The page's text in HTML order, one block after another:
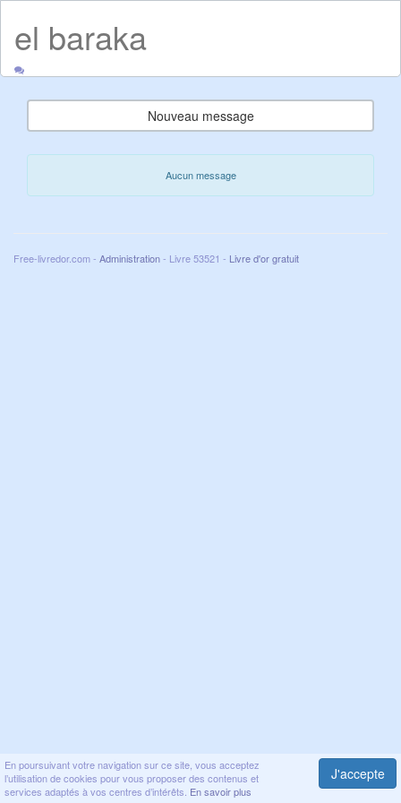
En poursuivant votre navigation sur ce site, vous acceptez
l’utilisation de cookies pour vous proposer des contenus et
services adaptés à vos centres d’intérêts. En savoir plus
J'accepte
el baraka
Nouveau message
Aucun message
Free-livredor.com - Administration- Livre 53521 - Livre d'or gratuit